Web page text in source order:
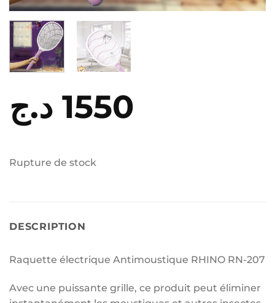
1550 د.ج
Rupture de stock
DESCRIPTION
Raquette électrique Antimoustique RHINO RN-207
Avec une puissante grille, ce produit peut éliminer